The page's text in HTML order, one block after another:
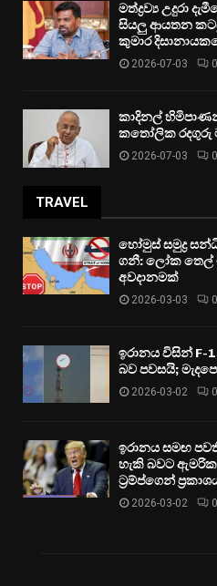
මත්ද්‍රව්‍ය උදුරා
සියලු ආයතන
කුමාර
2026-07-03 0
කාදිනල්
කතෝලික රදගුරු
2026-07-03 0
TRAVEL
හෝමුස් සමුද්‍ර
ගනී: ලෝක තෙල්
අවදානමක්
2026-03-03 0
ඉරානය විසින් F-
බව පවසයි;
2026-03-02 0
ඉරානය සමඟ
හැකි බවට
ට්‍රම්ප්ගෙන්
2026-03-02 0